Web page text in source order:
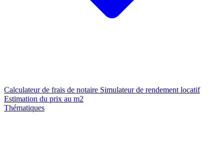
Calculateur de frais de notaire Simulateur de rendement locatif
Estimation du prix au m2
Thématiques